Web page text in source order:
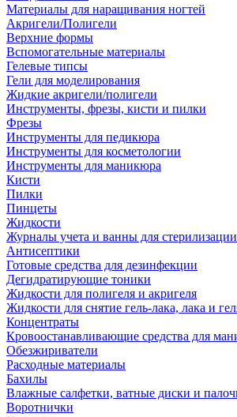
Материалы для наращивания ногтей
Акригели/Полигели
Верхние формы
Вспомогательные материалы
Гелевые типсы
Гели для моделирования
Жидкие акригели/полигели
Инструменты, фрезы, кисти и пилки
Фрезы
Инструменты для педикюра
Инструменты для косметологии
Инструменты для маникюра
Кисти
Пилки
Пинцеты
Жидкости
Журналы учета и ванны для стерилизации
Антисептики
Готовые средства для дезинфекции
Дегидратирующие тоники
Жидкости для полигеля и акригеля
Жидкости для снятие гель-лака, лака и
Концентраты
Кровоостанавливающие средства для
Обезжириватели
Расходные материалы
Бахилы
Влажные салфетки, ватные диски и
Воротнички